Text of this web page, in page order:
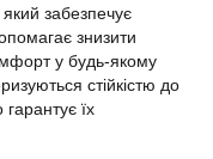
забезпечує
знизити
у будь-якому
стійкістю до
їх